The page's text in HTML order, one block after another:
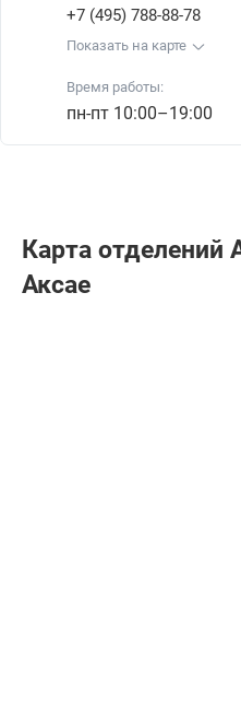
+7 (495) 788-88-78
Показать на карте
Время работы:
пн-пт 10:00–19:00
Карта отделений
Аксае